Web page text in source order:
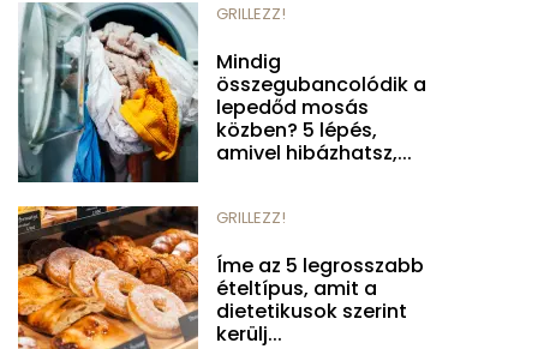
GRILLEZZ!
Mindig
összegubancolódik a
lepedőd mosás
közben? 5 lépés,
amivel hibázhatsz,...
GRILLEZZ!
Íme az 5 legrosszabb
ételtípus, amit a
dietetikusok szerint
kerülj...